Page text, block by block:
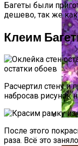
Багеты были
дешево, так же
Клеим
Расчертил стену и
набросав рисунок
После этого
раза. Всё это